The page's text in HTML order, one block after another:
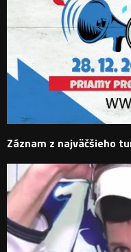
Záznam z najväčšieho